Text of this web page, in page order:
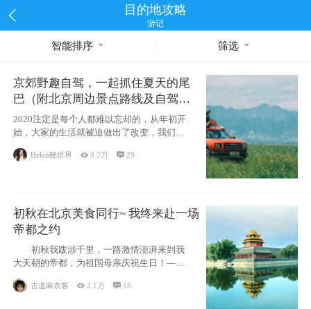
目的地攻略
游记
智能排序 筛选
京郊野趣自驾，一起抓住夏天的尾
巴（附北京周边景点路线及自驾攻
略）
2020注定是每个人都难以忘却的，从年初开
始，大家的生活就被迫做出了改变，我们也
不例外。本来双双辞职是为
Helen晓世界 9.2万 29
初秋在北京美食同行~ 我终来赴一场
帝都之约
初秋我跋涉千里，一路激情澎湃来到我
大天朝的帝都，为祖国母亲庆祝生日！——
古道麻衣客 2.1万  18